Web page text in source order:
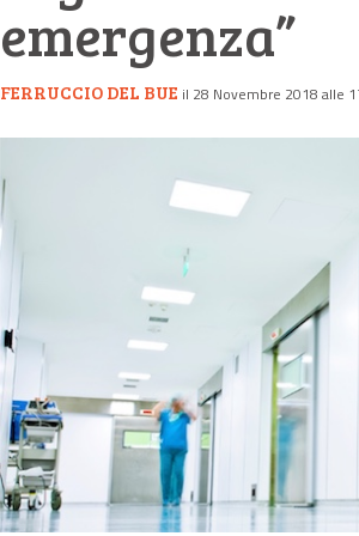
emergenza”
FERRUCCIO DEL BUE il 28 Novembre 2018 alle